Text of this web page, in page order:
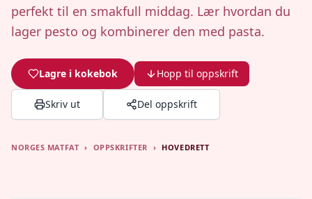
perfekt til en smakfull middag. Lær hvordan du
lager pesto og kombinerer den med pasta.
Lagre i kokebok Hopp til oppskrift
Skriv ut Del oppskrift
NORGES MATFAT › OPPSKRIFTER › HOVEDRETT